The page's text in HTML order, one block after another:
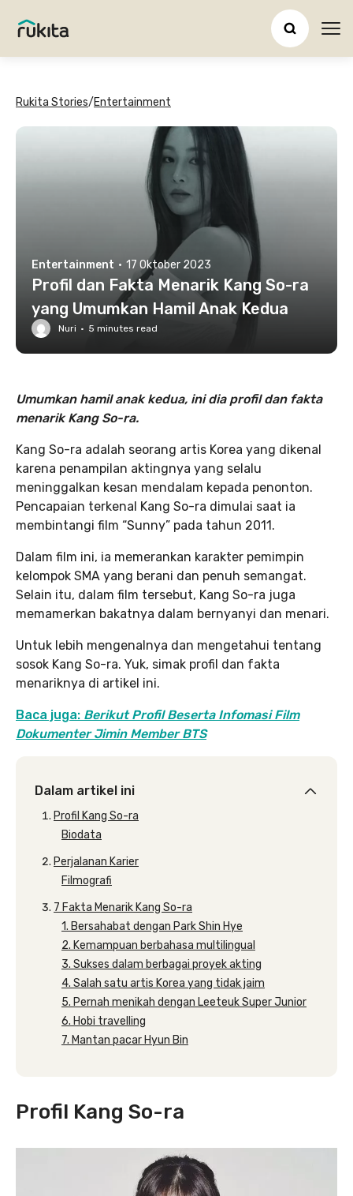
Rukita Stories/Entertainment
Entertainment · 17 Oktober 2023
Profil dan Fakta Menarik Kang So-ra
yang Umumkan Hamil Anak Kedua
Nuri · 5 minutes read
Umumkan hamil anak kedua, ini dia profil dan fakta
menarik Kang So-ra.
Kang So-ra adalah seorang artis Korea yang dikenal
karena penampilan aktingnya yang selalu
meninggalkan kesan mendalam kepada penonton.
Pencapaian terkenal Kang So-ra dimulai saat ia
membintangi film “Sunny” pada tahun 2011.
Dalam film ini, ia memerankan karakter pemimpin
kelompok SMA yang berani dan penuh semangat.
Selain itu, dalam film tersebut, Kang So-ra juga
memamerkan bakatnya dalam bernyanyi dan menari.
Untuk lebih mengenalnya dan mengetahui tentang
sosok Kang So-ra. Yuk, simak profil dan fakta
menariknya di artikel ini.
Baca juga: Berikut Profil Beserta Infomasi Film
Dokumenter Jimin Member BTS
Dalam artikel ini
Profil Kang So-ra
Biodata
Perjalanan Karier
Filmografi
7 Fakta Menarik Kang So-ra
1. Bersahabat dengan Park Shin Hye
2. Kemampuan berbahasa multilingual
3. Sukses dalam berbagai proyek akting
4. Salah satu artis Korea yang tidak jaim
5. Pernah menikah dengan Leeteuk Super Junior
6. Hobi travelling
7. Mantan pacar Hyun Bin
Profil Kang So-ra